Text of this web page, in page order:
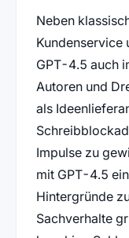
Neben
Kundenservice
GPT-4.5 auch
Autoren und
als
Impulse zu
mit GPT-4.5
Hintergründe
Sachverhalte